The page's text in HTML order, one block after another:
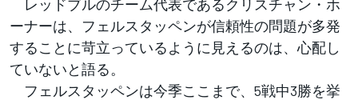
レッドブルのチーム代表であるクリスチャン・ホ
ーナーは、フェルスタッペンが信頼性の問題が多発
することに苛立っているように見えるのは、心配し
ていないと語る。
フェルスタッペンは今季ここまで、5戦中3勝を挙